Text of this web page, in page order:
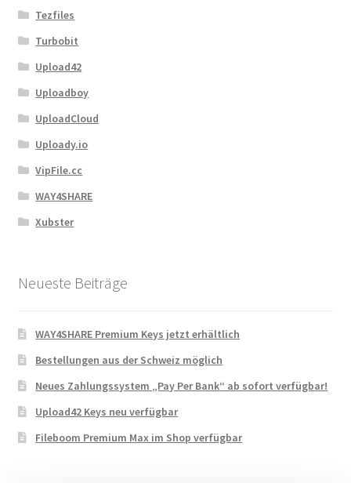
Tezfiles
Turbobit
Upload42
Uploadboy
UploadCloud
Uploady.io
VipFile.cc
WAY4SHARE
Xubster
Neueste Beiträge
WAY4SHARE Premium Keys jetzt erhältlich
Bestellungen aus der Schweiz möglich
Neues Zahlungssystem „Pay Per Bank“ ab sofort verfügbar!
Upload42 Keys neu verfügbar
Fileboom Premium Max im Shop verfügbar